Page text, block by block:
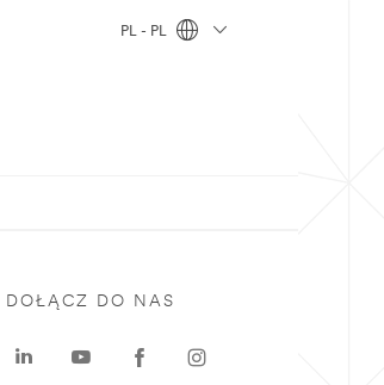
PL - PL
DOŁĄCZ DO NAS